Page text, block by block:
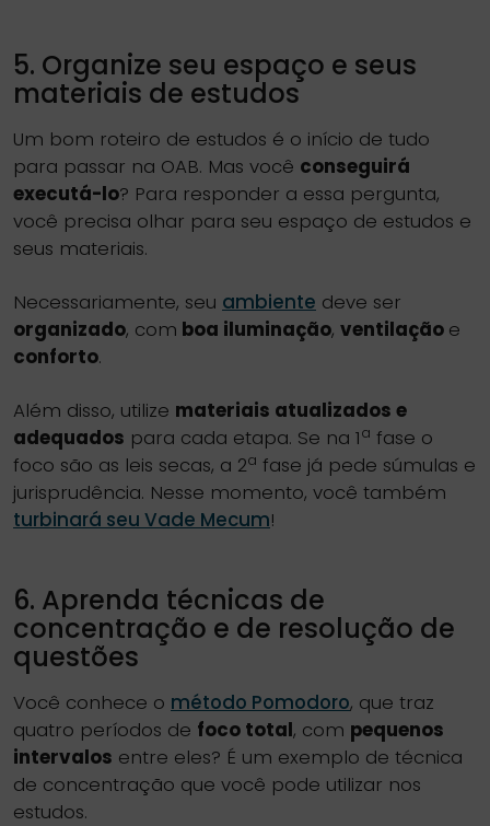
5. Organize seu espaço e seus
materiais de estudos
Um bom roteiro de estudos é o início de tudo
para passar na OAB. Mas você conseguirá
executá-lo? Para responder a essa pergunta,
você precisa olhar para seu espaço de estudos e
seus materiais.
Necessariamente, seu ambiente deve ser
organizado, com boa iluminação, ventilação e
conforto.
Além disso, utilize materiais atualizados e
adequados para cada etapa. Se na 1a fase o
foco são as leis secas, a 2a fase já pede súmulas e
jurisprudência. Nesse momento, você também
turbinará seu Vade Mecum!
6. Aprenda técnicas de
concentração e de resolução de
questões
Você conhece o método Pomodoro, que traz
quatro períodos de foco total, com pequenos
intervalos entre eles? É um exemplo de técnica
de concentração que você pode utilizar nos
estudos.